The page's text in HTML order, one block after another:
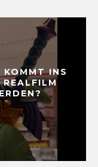
KOMMT INS